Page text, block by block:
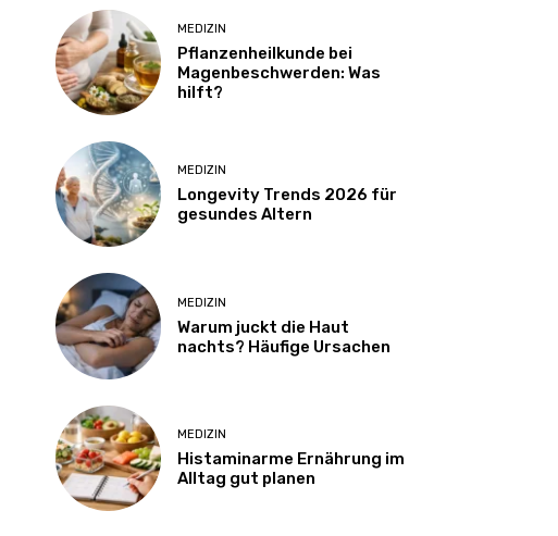
MEDIZIN
Pflanzenheilkunde bei
Magenbeschwerden: Was
hilft?
MEDIZIN
Longevity Trends 2026 für
gesundes Altern
MEDIZIN
Warum juckt die Haut
nachts? Häufige Ursachen
MEDIZIN
Histaminarme Ernährung im
Alltag gut planen